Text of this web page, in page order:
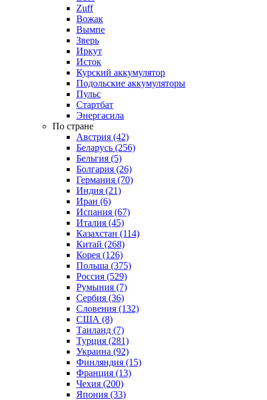
Zuff
Вожак
Вымпе
Зверь
Иркут
Исток
Курский аккумулятор
Подольские аккумуляторы
Пульс
Стартбат
Энергасила
По стране
Австрия (42)
Беларусь (256)
Бельгия (5)
Болгария (26)
Германия (70)
Индия (21)
Иран (6)
Испания (67)
Италия (45)
Казахстан (114)
Китай (268)
Корея (126)
Польша (375)
Россия (529)
Румыния (7)
Сербия (36)
Словения (132)
США (8)
Таиланд (7)
Турция (281)
Украина (92)
Финляндия (15)
Франция (13)
Чехия (200)
Япония (33)